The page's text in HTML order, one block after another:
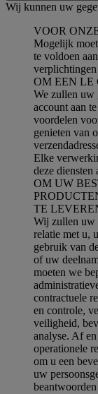
Wij kunnen uw
VOOR
Mogelijk
te voldoen
OM EEN LE
We zullen uw
account aan
voordelen
genieten van
Elke
deze diensten
OM UW
TE
Wij zullen uw
relatie met u,
gebruik van
of uw
moeten we
contractuele
en controle,
veiligheid,
analyse. Af
operationele
om u een
uw